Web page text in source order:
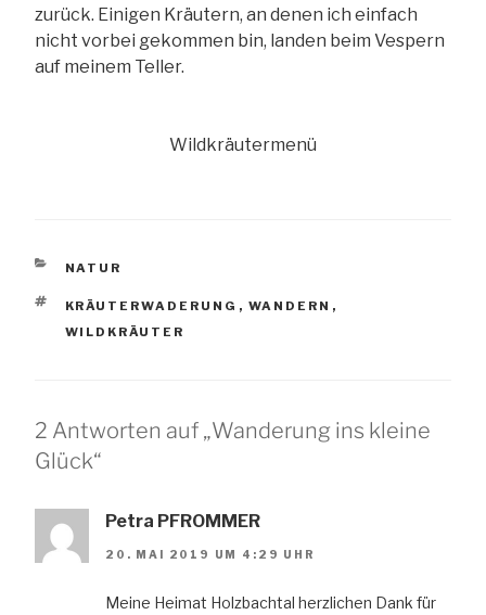
zurück. Einigen Kräutern, an denen ich einfach
nicht vorbei gekommen bin, landen beim Vespern
auf meinem Teller.
Wildkräutermenü
KATEGORIEN
NATUR
SCHLAGWÖRTER
KRÄUTERWADERUNG , WANDERN ,
WILDKRÄUTER
2 Antworten auf „Wanderung ins kleine
Glück“
Petra PFROMMER
20. MAI 2019 UM 4:29 UHR
Meine Heimat Holzbachtal herzlichen Dank für